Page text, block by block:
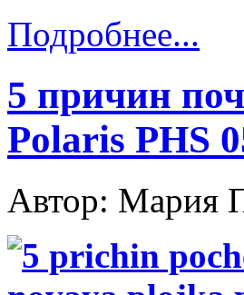
Подробнее...
5 причин
Polaris PHS
Автор: Мария